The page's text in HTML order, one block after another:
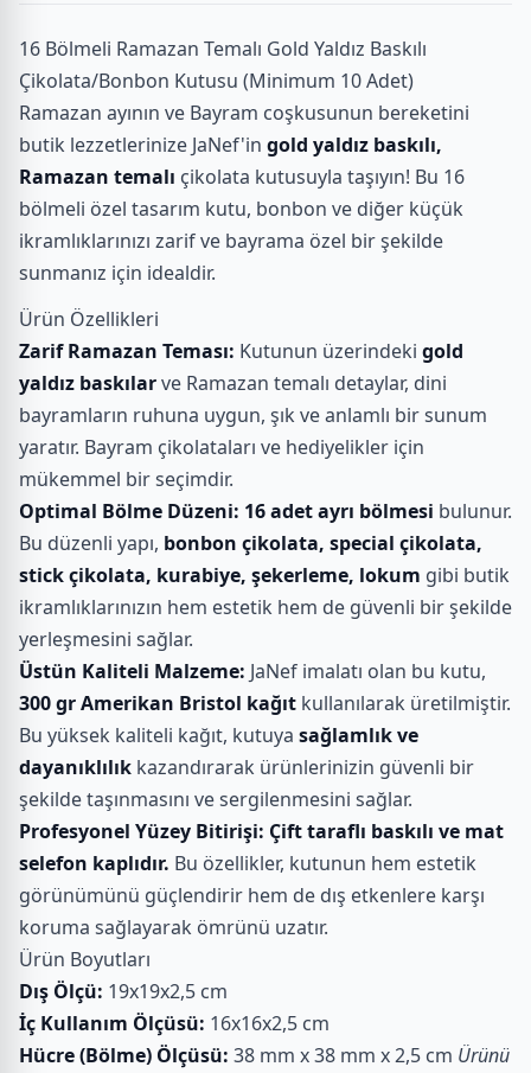
16 Bölmeli Ramazan Temalı Gold Yaldız Baskılı
Çikolata/Bonbon Kutusu (Minimum 10 Adet)
Ramazan ayının ve Bayram coşkusunun bereketini
butik lezzetlerinize JaNef'in gold yaldız baskılı,
Ramazan temalı çikolata kutusuyla taşıyın! Bu 16
bölmeli özel tasarım kutu, bonbon ve diğer küçük
ikramlıklarınızı zarif ve bayrama özel bir şekilde
sunmanız için idealdir.
Ürün Özellikleri
Zarif Ramazan Teması: Kutunun üzerindeki gold
yaldız baskılarve Ramazan temalı detaylar, dini
bayramların ruhuna uygun, şık ve anlamlı bir sunum
yaratır. Bayram çikolataları ve hediyelikler için
mükemmel bir seçimdir.
Optimal Bölme Düzeni: 16 adet ayrı bölmesi bulunur.
Bu düzenli yapı, bonbon çikolata, special çikolata,
stick çikolata, kurabiye, şekerleme, lokum gibi butik
ikramlıklarınızın hem estetik hem de güvenli bir şekilde
yerleşmesini sağlar.
Üstün Kaliteli Malzeme: JaNef imalatı olan bu kutu,
300 gr Amerikan Bristol kağıt kullanılarak üretilmiştir.
Bu yüksek kaliteli kağıt, kutuya sağlamlık ve
dayanıklılık kazandırarak ürünlerinizin güvenli bir
şekilde taşınmasını ve sergilenmesini sağlar.
Profesyonel Yüzey Bitirişi: Çift taraflı baskılı ve mat
selefon kaplıdır. Bu özellikler, kutunun hem estetik
görünümünü güçlendirir hem de dış etkenlere karşı
koruma sağlayarak ömrünü uzatır.
Ürün Boyutları
Dış Ölçü: 19x19x2,5 cm
İç Kullanım Ölçüsü: 16x16x2,5 cm
Hücre (Bölme) Ölçüsü: 38 mm x 38 mm x 2,5 cm Ürünü